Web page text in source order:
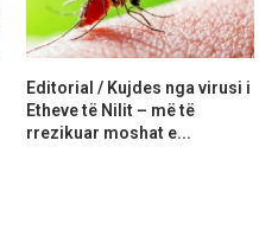
Editorial / Kujdes nga virusi i
Etheve të Nilit – më të
rrezikuar moshat e...